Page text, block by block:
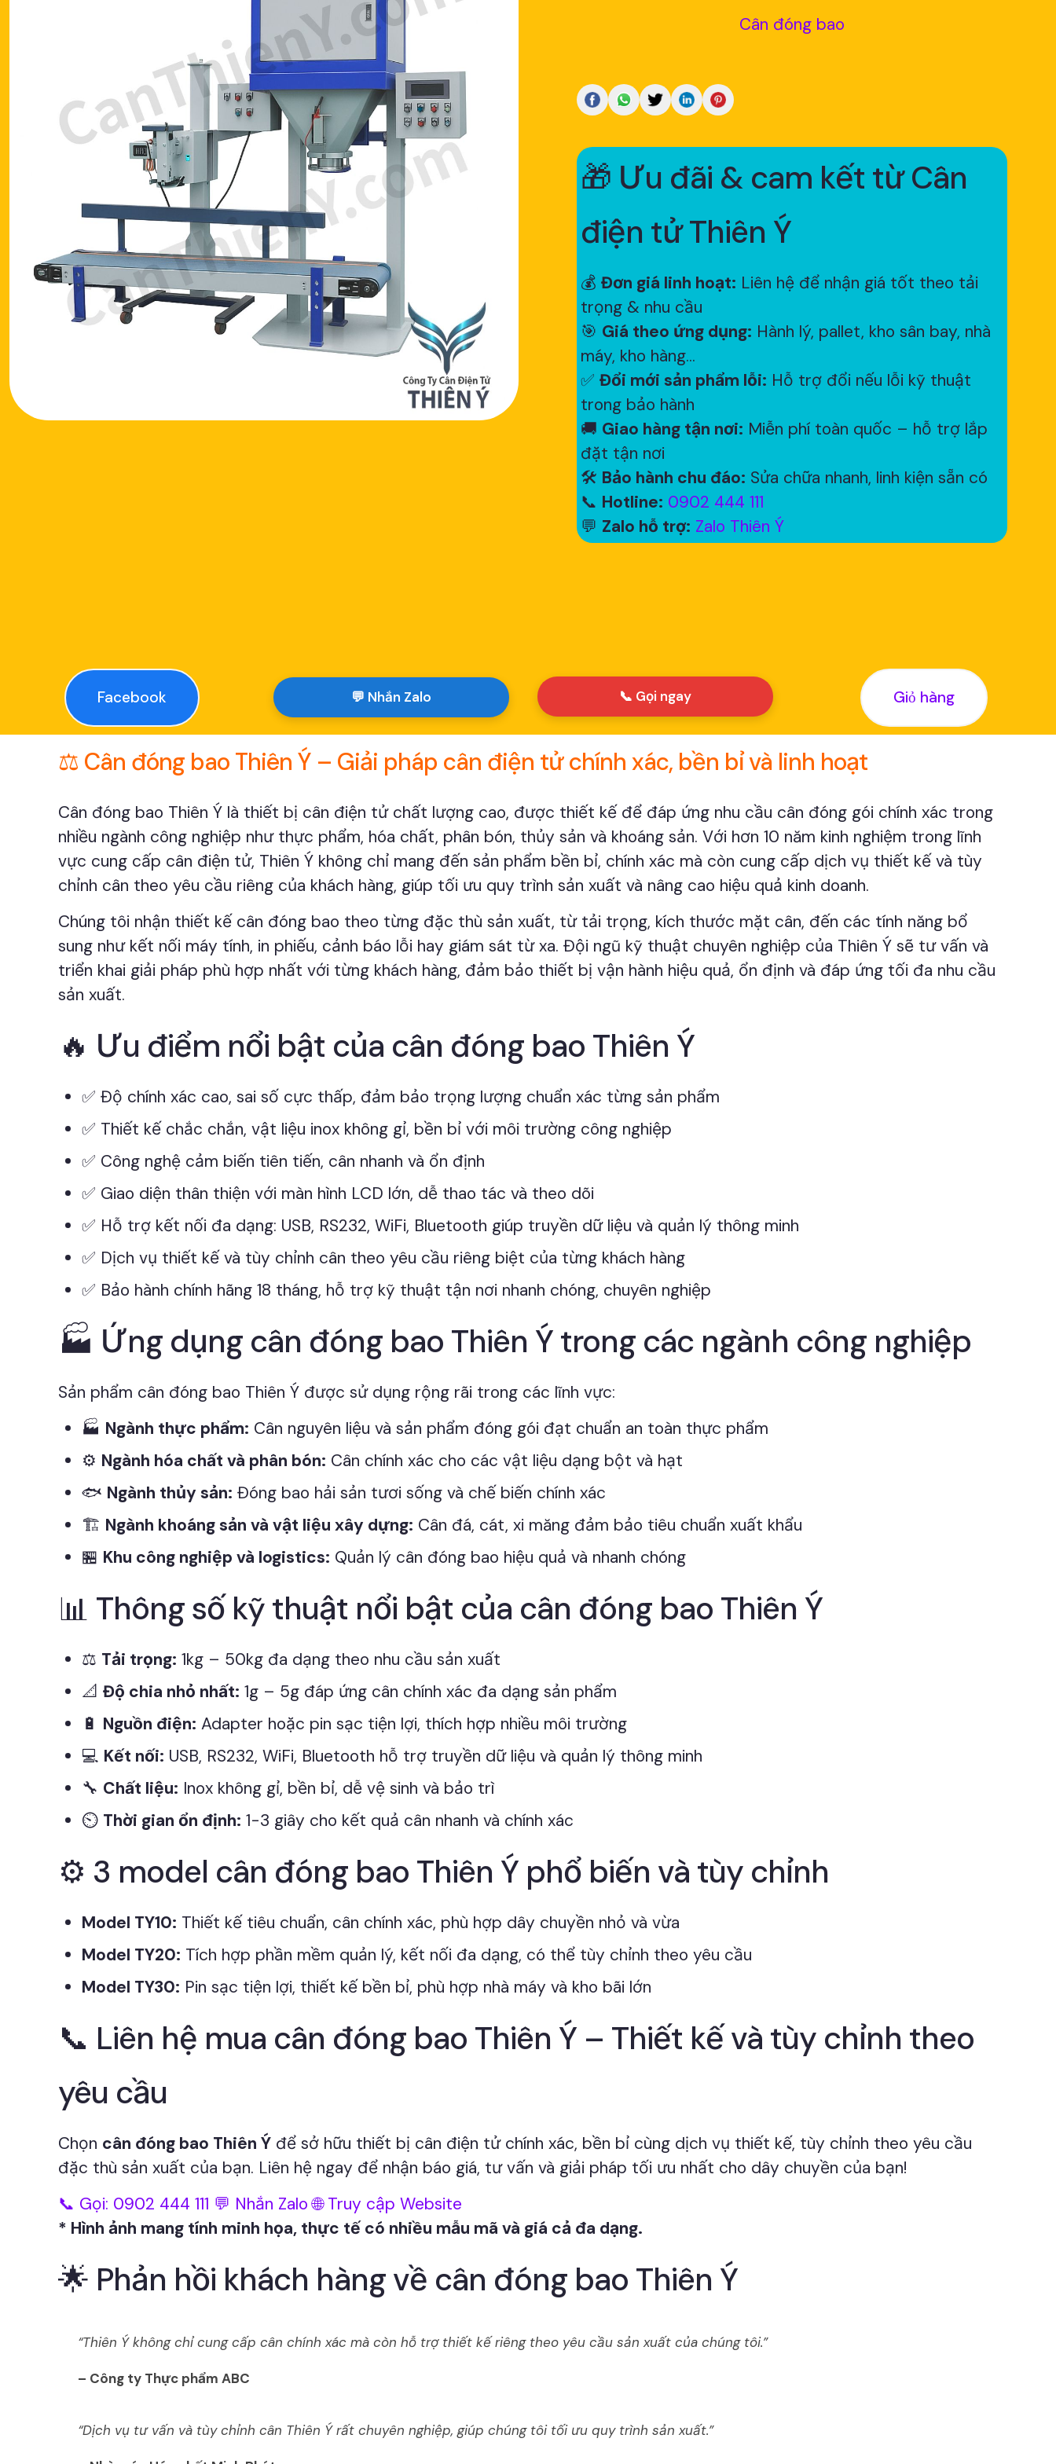
Cân đóng bao
🎁 Ưu đãi & cam kết từ Cân
điện tử Thiên Ý
💰 Đơn giá linh hoạt: Liên hệ để nhận giá tốt theo tải
trọng & nhu cầu
🎯 Giá theo ứng dụng: Hành lý, pallet, kho sân bay, nhà
máy, kho hàng...
✅ Đổi mới sản phẩm lỗi: Hỗ trợ đổi nếu lỗi kỹ thuật
trong bảo hành
🚚 Giao hàng tận nơi: Miễn phí toàn quốc – hỗ trợ lắp
đặt tận nơi
🛠 Bảo hành chu đáo: Sửa chữa nhanh, linh kiện sẵn có
📞 Hotline: 0902 444 111
💬 Zalo hỗ trợ: Zalo Thiên Ý
Facebook 💬 Nhắn Zalo 📞 Gọi ngay Giỏ hàng
⚖️ Cân đóng bao Thiên Ý – Giải pháp cân điện tử chính xác, bền bỉ và linh hoạt
Cân đóng bao Thiên Ý là thiết bị cân điện tử chất lượng cao, được thiết kế để đáp ứng nhu cầu cân đóng gói chính xác trong
nhiều ngành công nghiệp như thực phẩm, hóa chất, phân bón, thủy sản và khoáng sản. Với hơn 10 năm kinh nghiệm trong lĩnh
vực cung cấp cân điện tử, Thiên Ý không chỉ mang đến sản phẩm bền bỉ, chính xác mà còn cung cấp dịch vụ thiết kế và tùy
chỉnh cân theo yêu cầu riêng của khách hàng, giúp tối ưu quy trình sản xuất và nâng cao hiệu quả kinh doanh.
Chúng tôi nhận thiết kế cân đóng bao theo từng đặc thù sản xuất, từ tải trọng, kích thước mặt cân, đến các tính năng bổ
sung như kết nối máy tính, in phiếu, cảnh báo lỗi hay giám sát từ xa. Đội ngũ kỹ thuật chuyên nghiệp của Thiên Ý sẽ tư vấn và
triển khai giải pháp phù hợp nhất với từng khách hàng, đảm bảo thiết bị vận hành hiệu quả, ổn định và đáp ứng tối đa nhu cầu
sản xuất.
🔥 Ưu điểm nổi bật của cân đóng bao Thiên Ý
✅ Độ chính xác cao, sai số cực thấp, đảm bảo trọng lượng chuẩn xác từng sản phẩm
✅ Thiết kế chắc chắn, vật liệu inox không gỉ, bền bỉ với môi trường công nghiệp
✅ Công nghệ cảm biến tiên tiến, cân nhanh và ổn định
✅ Giao diện thân thiện với màn hình LCD lớn, dễ thao tác và theo dõi
✅ Hỗ trợ kết nối đa dạng: USB, RS232, WiFi, Bluetooth giúp truyền dữ liệu và quản lý thông minh
✅ Dịch vụ thiết kế và tùy chỉnh cân theo yêu cầu riêng biệt của từng khách hàng
✅ Bảo hành chính hãng 18 tháng, hỗ trợ kỹ thuật tận nơi nhanh chóng, chuyên nghiệp
🏭 Ứng dụng cân đóng bao Thiên Ý trong các ngành công nghiệp
Sản phẩm cân đóng bao Thiên Ý được sử dụng rộng rãi trong các lĩnh vực:
🏭 Ngành thực phẩm: Cân nguyên liệu và sản phẩm đóng gói đạt chuẩn an toàn thực phẩm
⚙️ Ngành hóa chất và phân bón: Cân chính xác cho các vật liệu dạng bột và hạt
🐟 Ngành thủy sản: Đóng bao hải sản tươi sống và chế biến chính xác
🏗️ Ngành khoáng sản và vật liệu xây dựng: Cân đá, cát, xi măng đảm bảo tiêu chuẩn xuất khẩu
🏪 Khu công nghiệp và logistics: Quản lý cân đóng bao hiệu quả và nhanh chóng
📊 Thông số kỹ thuật nổi bật của cân đóng bao Thiên Ý
⚖️ Tải trọng: 1kg – 50kg đa dạng theo nhu cầu sản xuất
📐 Độ chia nhỏ nhất: 1g – 5g đáp ứng cân chính xác đa dạng sản phẩm
🔋 Nguồn điện: Adapter hoặc pin sạc tiện lợi, thích hợp nhiều môi trường
💻 Kết nối: USB, RS232, WiFi, Bluetooth hỗ trợ truyền dữ liệu và quản lý thông minh
🔧 Chất liệu: Inox không gỉ, bền bỉ, dễ vệ sinh và bảo trì
⏲️ Thời gian ổn định: 1-3 giây cho kết quả cân nhanh và chính xác
⚙️ 3 model cân đóng bao Thiên Ý phổ biến và tùy chỉnh
Model TY10: Thiết kế tiêu chuẩn, cân chính xác, phù hợp dây chuyền nhỏ và vừa
Model TY20: Tích hợp phần mềm quản lý, kết nối đa dạng, có thể tùy chỉnh theo yêu cầu
Model TY30: Pin sạc tiện lợi, thiết kế bền bỉ, phù hợp nhà máy và kho bãi lớn
📞 Liên hệ mua cân đóng bao Thiên Ý – Thiết kế và tùy chỉnh theo
yêu cầu
Chọn cân đóng bao Thiên Ý để sở hữu thiết bị cân điện tử chính xác, bền bỉ cùng dịch vụ thiết kế, tùy chỉnh theo yêu cầu
đặc thù sản xuất của bạn. Liên hệ ngay để nhận báo giá, tư vấn và giải pháp tối ưu nhất cho dây chuyền của bạn!
📞 Gọi: 0902 444 111 💬 Nhắn Zalo 🌐 Truy cập Website
* Hình ảnh mang tính minh họa, thực tế có nhiều mẫu mã và giá cả đa dạng.
🌟 Phản hồi khách hàng về cân đóng bao Thiên Ý
“Thiên Ý không chỉ cung cấp cân chính xác mà còn hỗ trợ thiết kế riêng theo yêu cầu sản xuất của chúng tôi.”
– Công ty Thực phẩm ABC
“Dịch vụ tư vấn và tùy chỉnh cân Thiên Ý rất chuyên nghiệp, giúp chúng tôi tối ưu quy trình sản xuất.”